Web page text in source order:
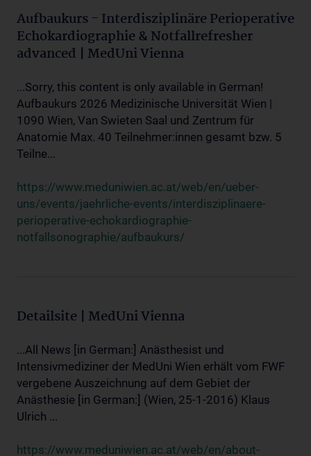
Aufbaukurs - Interdisziplinäre Perioperative
Echokardiographie & Notfallrefresher
advanced | MedUni Vienna
...Sorry, this content is only available in German!
Aufbaukurs 2026 Medizinische Universität Wien |
1090 Wien, Van Swieten Saal und Zentrum für
Anatomie Max. 40 Teilnehmer:innen gesamt bzw. 5
Teilne...
https://www.meduniwien.ac.at/web/en/ueber-
uns/events/jaehrliche-events/interdisziplinaere-
perioperative-echokardiographie-
notfallsonographie/aufbaukurs/
Detailsite | MedUni Vienna
...All News [in German:] Anästhesist und
Intensivmediziner der MedUni Wien erhält vom FWF
vergebene Auszeichnung auf dem Gebiet der
Anästhesie [in German:] (Wien, 25-1-2016) Klaus
Ulrich ...
https://www.meduniwien.ac.at/web/en/about-